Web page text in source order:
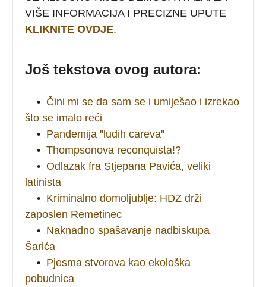
VIŠE INFORMACIJA I PRECIZNE UPUTE
KLIKNITE OVDJE.
Još tekstova ovog autora:
• Čini mi se da sam se i umiješao i izrekao
što se imalo reći
• Pandemija ''ludih careva''
• Thompsonova reconquista!?
• Odlazak fra Stjepana Pavića, veliki
latinista
• Kriminalno domoljublje: HDZ drži
zaposlen Remetinec
• Naknadno spašavanje nadbiskupa
Šarića
• Pjesma stvorova kao ekološka
pobudnica